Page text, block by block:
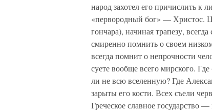
народ захотел его причислить к
«первородный бог» — Христос.
гончара), начиная трапезу,
смиренно помнить о своем
всегда помнит о непрочности
суете вообще всего мирского.
ли не всю вселенную? Где
зарыты его кости. Всех съели
Греческое славное государство